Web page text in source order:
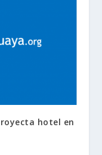
hotel en